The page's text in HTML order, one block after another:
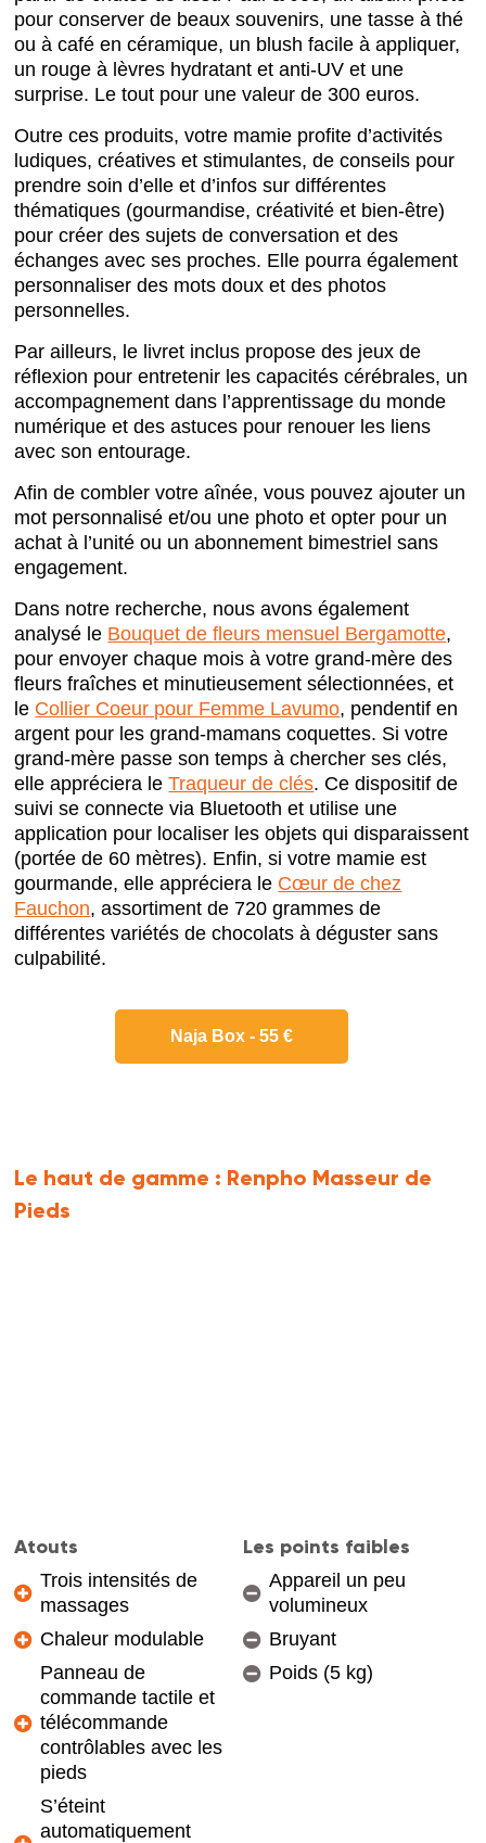
pour conserver de beaux souvenirs, une tasse à thé
ou à café en céramique, un blush facile à appliquer,
un rouge à lèvres hydratant et anti-UV et une
surprise. Le tout pour une valeur de 300 euros.
Outre ces produits, votre mamie profite d’activités
ludiques, créatives et stimulantes, de conseils pour
prendre soin d’elle et d’infos sur différentes
thématiques (gourmandise, créativité et bien-être)
pour créer des sujets de conversation et des
échanges avec ses proches. Elle pourra également
personnaliser des mots doux et des photos
personnelles.
Par ailleurs, le livret inclus propose des jeux de
réflexion pour entretenir les capacités cérébrales, un
accompagnement dans l’apprentissage du monde
numérique et des astuces pour renouer les liens
avec son entourage.
Afin de combler votre aînée, vous pouvez ajouter un
mot personnalisé et/ou une photo et opter pour un
achat à l’unité ou un abonnement bimestriel sans
engagement.
Dans notre recherche, nous avons également
analysé le Bouquet de fleurs mensuel Bergamotte,
pour envoyer chaque mois à votre grand-mère des
fleurs fraîches et minutieusement sélectionnées, et
le Collier Coeur pour Femme Lavumo, pendentif en
argent pour les grand-mamans coquettes. Si votre
grand-mère passe son temps à chercher ses clés,
elle appréciera leTraqueur de clés. Ce dispositif de
suivi se connecte via Bluetooth et utilise une
application pour localiser les objets qui disparaissent
(portée de 60 mètres). Enfin, si votre mamie est
gourmande, elle appréciera le Cœur de chez
Fauchon, assortiment de 720 grammes de
différentes variétés de chocolats à déguster sans
culpabilité.
Naja Box - 55 €
Le haut de gamme : Renpho Masseur de
Pieds
Atouts
Trois intensités de
massages
Chaleur modulable
Panneau de
commande tactile et
télécommande
contrôlables avec les
pieds
S’éteint
automatiquement
Les points faibles
Appareil un peu
volumineux
Bruyant
Poids (5 kg)